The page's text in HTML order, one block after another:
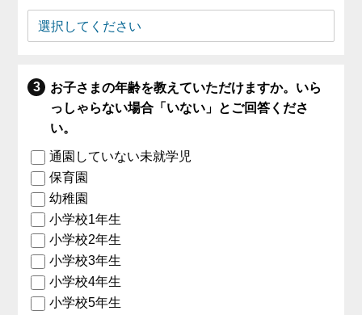
お子さまの年齢を教えていただけますか。いら
っしゃらない場合「いない」とご回答くださ
い。
通園していない未就学児
保育園
幼稚園
小学校1年生
小学校2年生
小学校3年生
小学校4年生
小学校5年生